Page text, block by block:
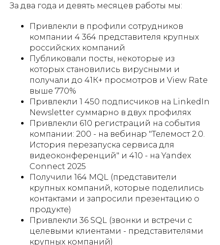
За два года и девять месяцев работы мы:
Привлекли в профили сотрудников
компании 4 364 представителя крупных
российских компаний
Публиковали посты, некоторые из
которых становились вирусными и
получали до 41К+ просмотров и View Rate
выше 770%
Привлекли 1 450 подписчиков на LinkedIn
Newsletter суммарно в двух профилях
Привлекли 610 регистраций на события
компании: 200 - на вебинар "Телемост 2.0.
История перезапуска сервиса для
видеоконференций" и 410 - на Yandex
Connect 2025
Получили 164 MQL (представители
крупных компаний, которые поделились
контактами и запросили презентацию о
продукте)
Привлекли 36 SQL (звонки и встречи с
целевыми клиентами - представителями
крупных компаний)